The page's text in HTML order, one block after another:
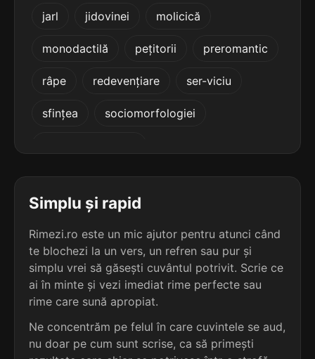
terminație: ntului
5
13 lit.
hipocaustului
5 sil.
terminație: tului
holocaustului
terminație: tului
jarl jidovinei molicică
monodactilă pețitorii preromantic
râpe redevențiare ser-viciu
sfințea sociomorfologiei
Simplu și rapid
Rimezi.ro este un mic ajutor pentru atunci când
te blochezi la un vers, un refren sau pur și
simplu vrei să găsești cuvântul potrivit. Scrie ce
ai în minte și vezi imediat rime perfecte sau
rime care sună apropiat.
Ne concentrăm pe felul în care cuvintele se aud,
nu doar pe cum sunt scrise, ca să primești